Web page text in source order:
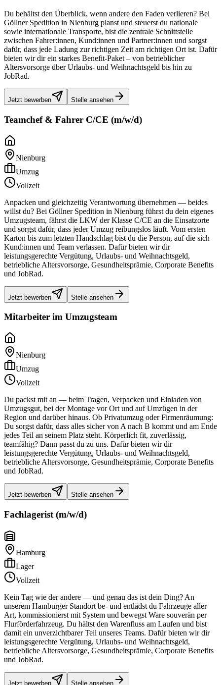
Du behältst den Überblick, wenn andere den Faden verlieren? Bei
Göllner Spedition in Nienburg planst und steuerst du nationale
sowie internationale Transporte, bist die zentrale Schnittstelle
zwischen Fahrer:innen, Kund:innen und Partner:innen und sorgst
dafür, dass jede Ladung zur richtigen Zeit am richtigen Ort ist. Dafür
bieten wir dir ein starkes Benefit-Paket – von betrieblicher
Altersvorsorge über Urlaubs- und Weihnachtsgeld bis hin zu
JobRad.
Jetzt bewerben Stelle ansehen
Teamchef & Fahrer C/CE (m/w/d)
Nienburg
Umzug
Vollzeit
Anpacken und gleichzeitig Verantwortung übernehmen — beides
willst du? Bei Göllner Spedition in Nienburg führst du dein eigenes
Umzugsteam, fährst die LKW der Klasse C/CE an die Einsatzorte
und sorgst dafür, dass jeder Umzug reibungslos läuft. Vom ersten
Karton bis zum letzten Handschlag bist du die Person, auf die sich
Kund:innen und Team verlassen. Dafür bieten wir dir
leistungsgerechte Vergütung, Urlaubs- und Weihnachtsgeld,
betriebliche Altersvorsorge, Gesundheitsprämie, Corporate Benefits
und JobRad.
Jetzt bewerben Stelle ansehen
Mitarbeiter im Umzugsteam
Nienburg
Umzug
Vollzeit
Du packst mit an — beim Tragen, Verpacken und Einladen von
Umzugsgut, bei der Montage vor Ort und auf Umzügen in der
Region und darüber hinaus. Ob Privatumzug oder Firmenräumung:
Du sorgst dafür, dass alles sicher von A nach B kommt und am Ende
jedes Teil an seinem Platz steht. Körperlich fit, zuverlässig,
teamfähig? Dann passt du zu uns. Dafür bieten wir dir
leistungsgerechte Vergütung, Urlaubs- und Weihnachtsgeld,
betriebliche Altersvorsorge, Gesundheitsprämie, Corporate Benefits
und JobRad.
Jetzt bewerben Stelle ansehen
Fachlagerist (m/w/d)
Hamburg
Lager
Vollzeit
Kein Tag wie der andere — und genau das ist dein Ding? An
unserem Hamburger Standort be- und entlädst du Fahrzeuge aller
Art, kommissionierst mit System und bewegst Ware souverän per
Flurförderfahrzeug. Du hältst den Warenfluss am Laufen und bist
damit ein unverzichtbarer Teil unseres Teams. Dafür bieten wir dir
leistungsgerechte Vergütung, Urlaubs- und Weihnachtsgeld,
betriebliche Altersvorsorge, Gesundheitsprämie, Corporate Benefits
und JobRad.
Jetzt bewerben Stelle ansehen